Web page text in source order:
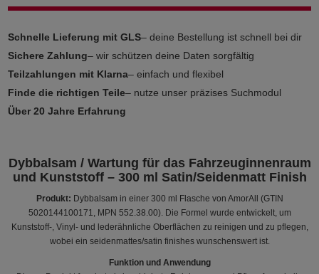
Schnelle Lieferung mit GLS– deine Bestellung ist schnell bei dir
Sichere Zahlung– wir schützen deine Daten sorgfältig
Teilzahlungen mit Klarna– einfach und flexibel
Finde die richtigen Teile– nutze unser präzises Suchmodul
Über 20 Jahre Erfahrung
Dybbalsam / Wartung für das Fahrzeuginnenraum
und Kunststoff – 300 ml Satin/Seidenmatt Finish
Produkt: Dybbalsam in einer 300 ml Flasche von AmorAll (GTIN
5020144100171, MPN 552.38.00). Die Formel wurde entwickelt, um
Kunststoff-, Vinyl- und lederähnliche Oberflächen zu reinigen und zu pflegen,
wobei ein seidenmattes/satin finishes wunschenswert ist.
Funktion und Anwendung